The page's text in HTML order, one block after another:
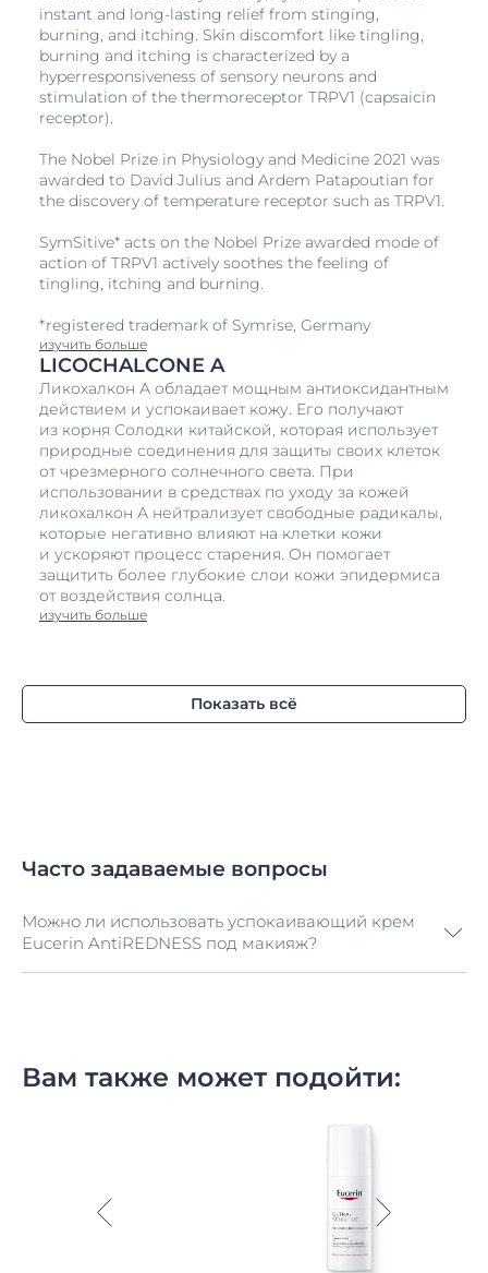
instant and long-lasting relief from stinging,
burning, and itching. Skin discomfort like tingling,
burning and itching is characterized by a
hyperresponsiveness of sensory neurons and
stimulation of the thermoreceptor TRPV1 (capsaicin
receptor).
The Nobel Prize in Physiology and Medicine 2021 was
awarded to David Julius and Ardem Patapoutian for
the discovery of temperature receptor such as TRPV1.
SymSitive* acts on the Nobel Prize awarded mode of
action of TRPV1 actively soothes the feeling of
tingling, itching and burning.
*registered trademark of Symrise, Germany
изучить больше
LICOCHALCONE A
Ликохалкон А обладает мощным антиоксидантным
действием и успокаивает кожу. Его получают
из корня Солодки китайской, которая использует
природные соединения для защиты своих клеток
от чрезмерного солнечного света. При
использовании в средствах по уходу за кожей
ликохалкон А нейтрализует свободные радикалы,
которые негативно влияют на клетки кожи
и ускоряют процесс старения. Он помогает
защитить более глубокие слои кожи эпидермиса
от воздействия солнца.
изучить больше
Показать всё
Часто задаваемые вопросы
Можно ли использовать успокаивающий крем
Eucerin AntiREDNESS под макияж?
косметики.
Вам также может подойти: